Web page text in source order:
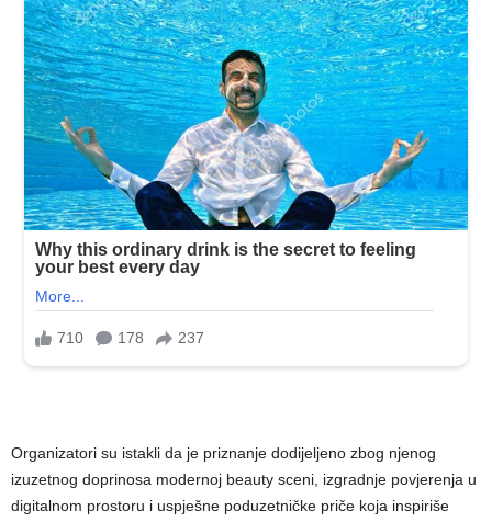
Organizatori su istakli da je priznanje dodijeljeno zbog njenog
izuzetnog doprinosa modernoj beauty sceni, izgradnje povjerenja u
digitalnom prostoru i uspješne poduzetničke priče koja inspiriše